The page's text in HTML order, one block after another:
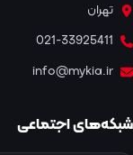
تهران
021-33925411
info@mykia.ir
شبکه‌های اجتماعی